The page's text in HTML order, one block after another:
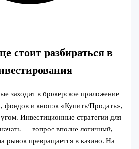
стоит разбираться в
заходит в брокерское приложение
фондов и кнопок «Купить/Продать»,
Инвестиционные стратегии для
— вопрос вполне логичный,
рынок превращается в казино. На